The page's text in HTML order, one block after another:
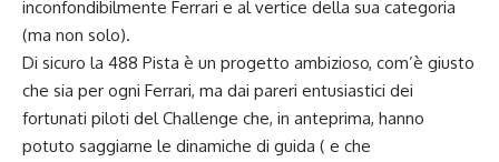
inconfondibilmente Ferrari e al vertice della sua categoria
(ma non solo).
Di sicuro la 488 Pista è un progetto ambizioso, com’è giusto
che sia per ogni Ferrari, ma dai pareri entusiastici dei
fortunati piloti del Challenge che, in anteprima, hanno
potuto saggiarne le dinamiche di guida ( e che